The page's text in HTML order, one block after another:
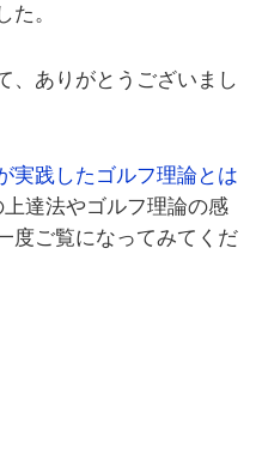
た。
、ありがとうございまし
実践したゴルフ理論とは
達法やゴルフ理論の感
度ご覧になってみてくだ